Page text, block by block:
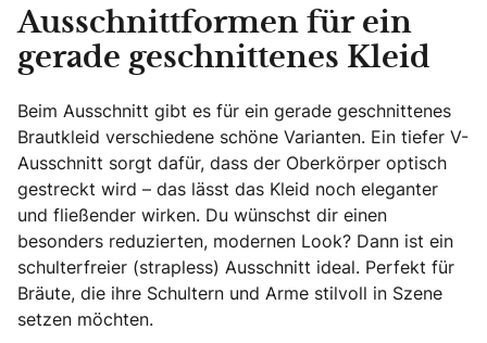
Ausschnittformen für ein
gerade geschnittenes Kleid
Beim Ausschnitt gibt es für ein gerade geschnittenes
Brautkleid verschiedene schöne Varianten. Ein tiefer V-
Ausschnitt sorgt dafür, dass der Oberkörper optisch
gestreckt wird – das lässt das Kleid noch eleganter
und fließender wirken. Du wünschst dir einen
besonders reduzierten, modernen Look? Dann ist ein
schulterfreier (strapless) Ausschnitt ideal. Perfekt für
Bräute, die ihre Schultern und Arme stilvoll in Szene
setzen möchten.